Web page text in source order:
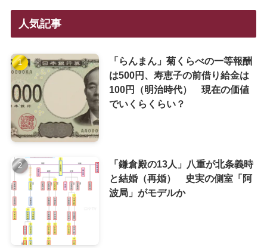
人気記事
「らんまん」菊くらべの一等報酬
は500円、寿恵子の前借り給金は
100円（明治時代） 現在の価値
でいくらくらい？
「鎌倉殿の13人」八重が北条義時
と結婚（再婚） 史実の側室「阿
波局」がモデルか